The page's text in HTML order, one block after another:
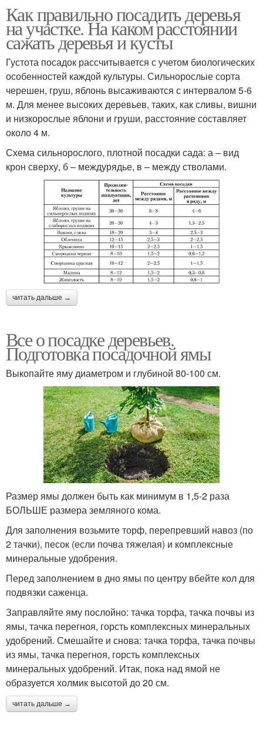
Как правильно посадить деревья
на участке. На каком расстоянии
сажать деревья и кусты
Густота посадок рассчитывается с учетом биологических
особенностей каждой культуры. Сильнорослые сорта
черешен, груш, яблонь высаживаются с интервалом 5-6
м. Для менее высоких деревьев, таких, как сливы, вишни
и низкорослые яблони и груши, расстояние составляет
около 4 м.
Схема сильнорослого, плотной посадки сада: а – вид
крон сверху, б – междурядье, в – между стволами.
читать дальше →
Все о посадке деревьев.
Подготовка посадочной ямы
Выкопайте яму диаметром и глубиной 80-100 см.
Размер ямы должен быть как минимум в 1,5-2 раза
БОЛЬШЕ размера земляного кома.
Для заполнения возьмите торф, перепревший навоз (по
2 тачки), песок (если почва тяжелая) и комплексные
минеральные удобрения.
Перед заполнением в дно ямы по центру вбейте кол для
подвязки саженца.
Заправляйте яму послойно: тачка торфа, тачка почвы из
ямы, тачка перегноя, горсть комплексных минеральных
удобрений. Смешайте и снова: тачка торфа, тачка почвы
из ямы, тачка перегноя, горсть комплексных
минеральных удобрений. Итак, пока над ямой не
образуется холмик высотой до 20 см.
читать дальше →